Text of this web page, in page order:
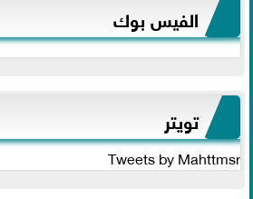
الفيس بوك
تويتر
Tweets by Mahttmsr